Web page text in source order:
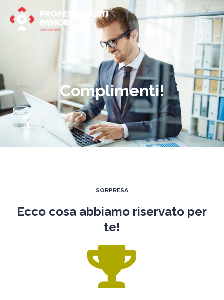
contenuto
Main
Complimenti!
SORPRESA
Ecco cosa abbiamo riservato per
te!